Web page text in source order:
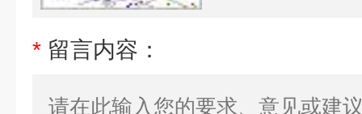
* 留言内容：